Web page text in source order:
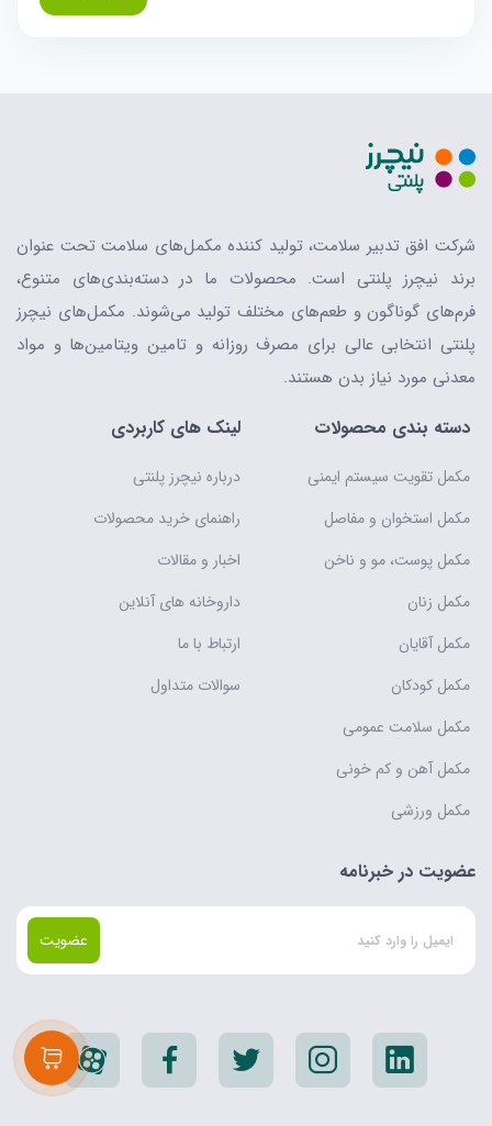
شرکت افق تدبیر سلامت، تولید کننده مکمل‌های سلامت تحت عنوان
برند نیچرز پلنتی است. محصولات ما در دسته‌بندی‌های متنوع،
فرم‌های گوناگون و طعم‌های مختلف تولید می‌شوند. مکمل‌های نیچرز
پلنتی انتخابی عالی برای مصرف روزانه و تامین ویتامین‌ها و مواد
معدنی مورد نیاز بدن هستند.
دسته بندی محصولات
مکمل تقویت سیستم ایمنی
مکمل استخوان و مفاصل
مکمل پوست، مو و ناخن
مکمل زنان
مکمل آقایان
مکمل کودکان
مکمل سلامت عمومی
مکمل آهن و کم خونی
مکمل ورزشی
لینک های کاربردی
درباره نیچرز پلنتی
راهنمای خرید محصولات
اخبار و مقالات
داروخانه های آنلاین
ارتباط با ما
سوالات متداول
عضویت در خبرنامه
عضویت